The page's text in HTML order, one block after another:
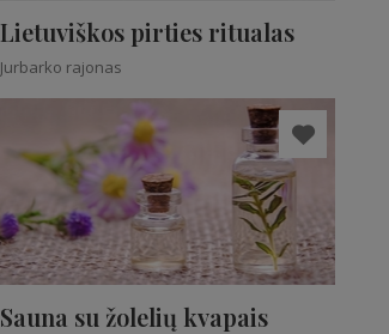
Lietuviškos pirties ritualas
Jurbarko rajonas
Sauna su žolelių kvapais